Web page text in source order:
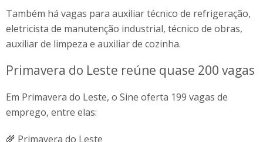
Também há vagas para auxiliar técnico de refrigeração,
eletricista de manutenção industrial, técnico de obras,
auxiliar de limpeza e auxiliar de cozinha.
Primavera do Leste reúne quase 200 vagas
Em Primavera do Leste, o Sine oferta 199 vagas de
emprego, entre elas:
🌾 Primavera do Leste